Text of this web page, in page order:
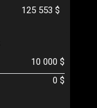
125 553 $
10 000 $
0 $